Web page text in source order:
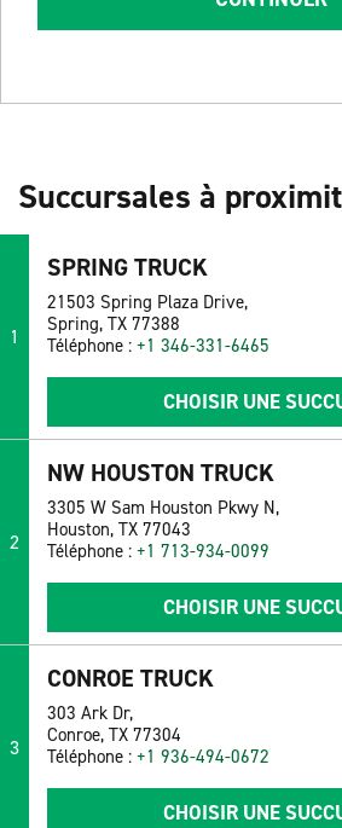
Succursales à
1
SPRING TRUCK
21503 Spring Plaza Drive,
Spring, TX 77388
Téléphone : +1 346-331-6465
CHOISIR UNE
2
NW HOUSTON TRUCK
3305 W Sam Houston Pkwy N,
Houston, TX 77043
Téléphone : +1 713-934-0099
CHOISIR UNE
3
CONROE TRUCK
303 Ark Dr,
Conroe, TX 77304
Téléphone : +1 936-494-0672
CHOISIR UNE